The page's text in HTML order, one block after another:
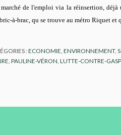
marché de l'emploi via la réinsertion,
bric-à-brac, qu se trouve au métro Riquet
:ECONOMIE ,ENVIRONNEMENT,
PAULINE-VÉRON LUTTE-CONTRE-